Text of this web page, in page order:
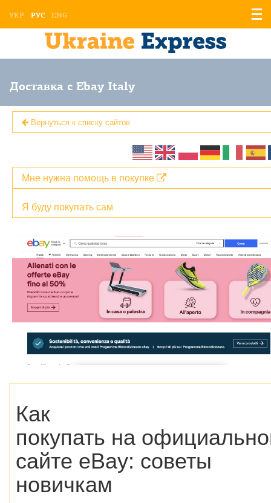
УКР РУС ENG
Доставка с Ebay Italy
Вернуться к списку сайтов
Я буду покупать сам
Мне нужна помощь в покупке
Как
покупать на
сайте eBay: советы
новичкам